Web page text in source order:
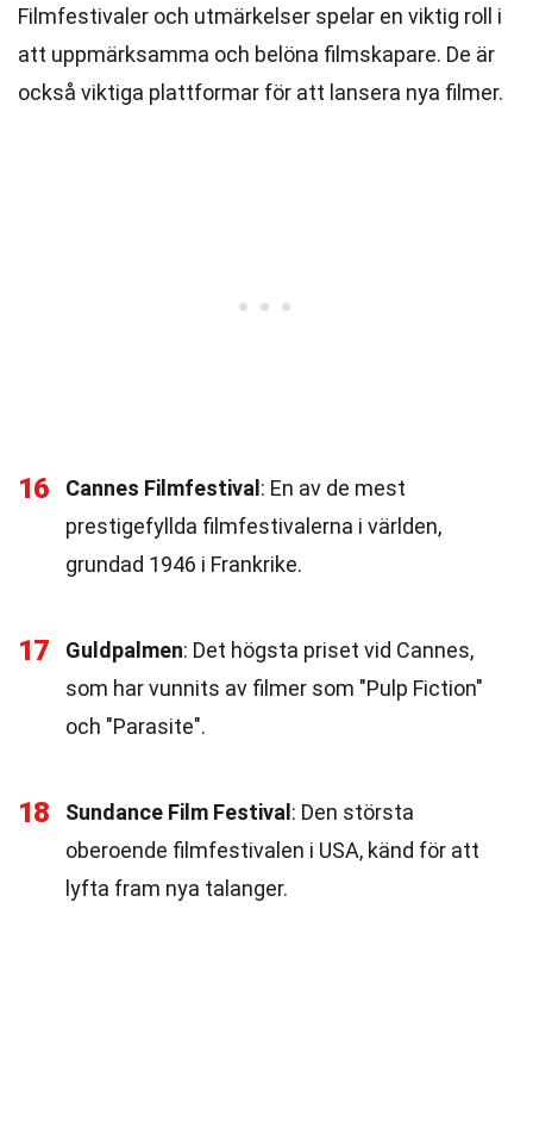
Filmfestivaler och utmärkelser spelar en viktig roll i
att uppmärksamma och belöna filmskapare. De är
också viktiga plattformar för att lansera nya filmer.
16 Cannes Filmfestival : En av de mest
prestigefyllda filmfestivalerna i världen,
grundad 1946 i Frankrike.
17 Guldpalmen: Det högsta priset vid Cannes,
som har vunnits av filmer som "Pulp Fiction"
och "Parasite".
18 Sundance Film Festival : Den största
oberoende filmfestivalen i USA, känd för att
lyfta fram nya talanger.